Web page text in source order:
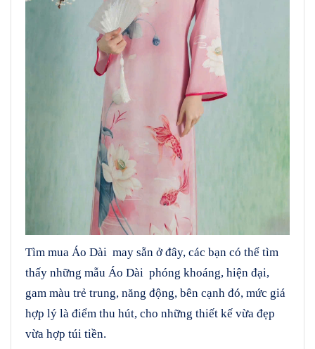
Tìm mua Áo Dài may sẵn ở đây, các bạn có thể tìm
thấy những mẫu Áo Dài phóng khoáng, hiện đại,
gam màu trẻ trung, năng động, bên cạnh đó, mức giá
hợp lý là điểm thu hút, cho những thiết kế vừa đẹp
vừa hợp túi tiền.